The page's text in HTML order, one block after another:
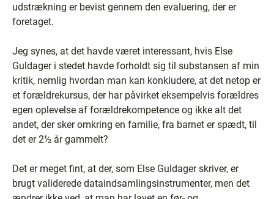
udstrækning er bevist gennem den evaluering, der er
foretaget.
Jeg synes, at det havde været interessant, hvis Else
Guldager i stedet havde forholdt sig til substansen af min
kritik, nemlig hvordan man kan konkludere, at det netop er
et forældrekursus, der har påvirket eksempelvis forældres
egen oplevelse af forældrekompetence og ikke alt det
andet, der sker omkring en familie, fra barnet er spædt, til
det er 2½ år gammelt?
Det er meget fint, at der, som Else Guldager skriver, er
brugt validerede dataindsamlingsinstrumenter, men det